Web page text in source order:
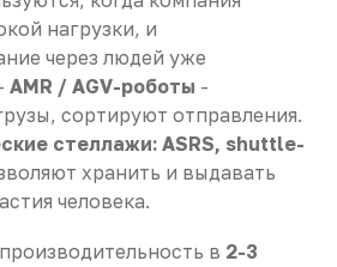
нагрузки, и
через людей уже
AMR / AGV-роботы -
сортируют отправления.
стеллажи: ASRS, shuttle-
хранить и выдавать
человека.
в 2-3